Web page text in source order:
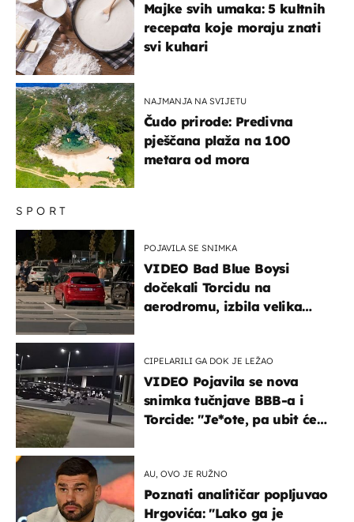
SPORT
POJAVILA SE SNIMKA
VIDEO Bad Blue Boysi
dočekali Torcidu na
aerodromu, izbila velika
CIPELARILI GA DOK JE LEŽAO
VIDEO Pojavila se nova
snimka tučnjave BBB-a i
Torcide: "Je*ote, pa ubit će
AU, OVO JE RUŽNO
Poznati analitičar popljuvao
Hrgovića: "Lako ga je
Majke svih umaka: 5 kultnih
recepata koje moraju znati
svi kuhari
NAJMANJA NA SVIJETU
Čudo prirode: Predivna
pješčana plaža na 100
metara od mora